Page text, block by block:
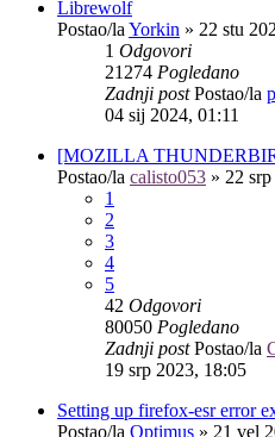
Librewolf
Postao/la Yorkin » 22 stu
1 Odgovori
21274 Pogledano
Zadnji postPostao/la
04 sij 2024, 01:11
[MOZILLA
Postao/la calisto053 » 22
1
2
3
4
5
42 Odgovori
80050 Pogledano
Zadnji postPostao/la
19 srp 2023, 18:05
Setting up firefox-esr error
Postao/la Optimus » 21 vel